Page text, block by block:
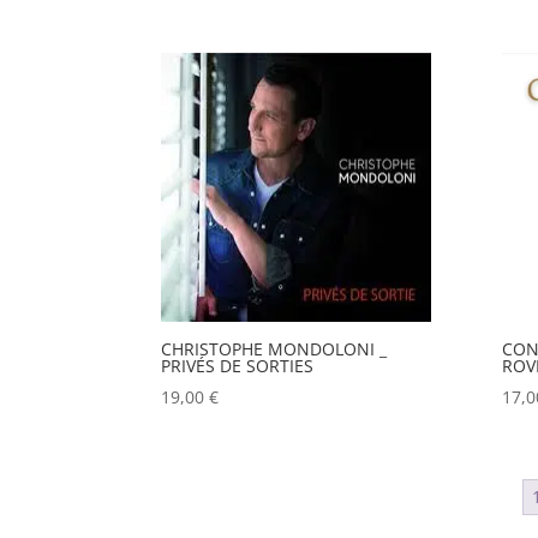
CHRISTOPHE MONDOLONI _
PRIVÉS DE SORTIES
19,00€